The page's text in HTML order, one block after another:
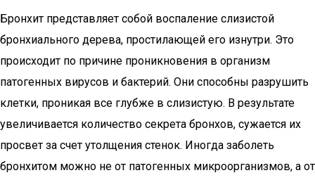
Бронхит представляет собой воспаление слизистой
бронхиального дерева, простилающей его изнутри. Это
происходит по причине проникновения в организм
патогенных вирусов и бактерий. Они способны разрушить
клетки, проникая все глубже в слизистую. В результате
увеличивается количество секрета бронхов, сужается их
просвет за счет утолщения стенок. Иногда заболеть
бронхитом можно не от патогенных микроорганизмов, а от